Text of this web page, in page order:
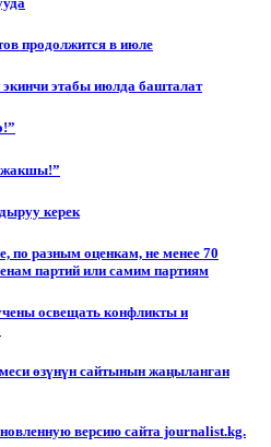
продолжится в июле
этабы июлда башталат
керек
по разным оценкам, не менее 70
партий или самим партиям
освещать конфликты и
өзүнүн сайтынын жаңыланган
версию сайта journalist.kg.